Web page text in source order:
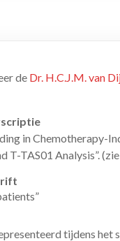
de Dr. H.C.J.M. van
in Chemotherapy-
TAS01 Analysis”.
tijdens het